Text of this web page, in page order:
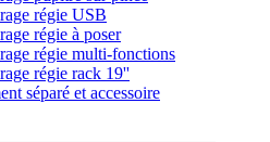
régie USB
régie à poser
régie multi-fonctions
régie rack 19''
séparé et accessoire